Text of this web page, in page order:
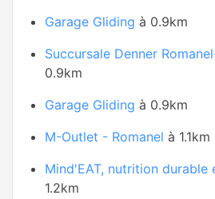
Garage Gliding à 0.9km
Succursale Denner
0.9km
Garage Gliding à 0.9km
M-Outlet - Romanel à 1.1km
Mind'EAT, nutrition durable
1.2km